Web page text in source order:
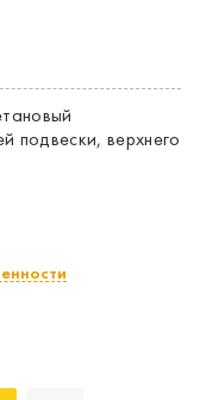
подвески, верхнего